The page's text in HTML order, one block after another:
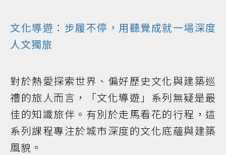
文化導遊：步履不停，用聽覺成就一場深度
人文獨旅
對於熱愛探索世界、偏好歷史文化與建築巡
禮的旅人而言，「文化導遊」系列無疑是最
佳的知識旅伴。有別於走馬看花的行程，這
系列課程專注於城市深度的文化底蘊與建築
風貌。